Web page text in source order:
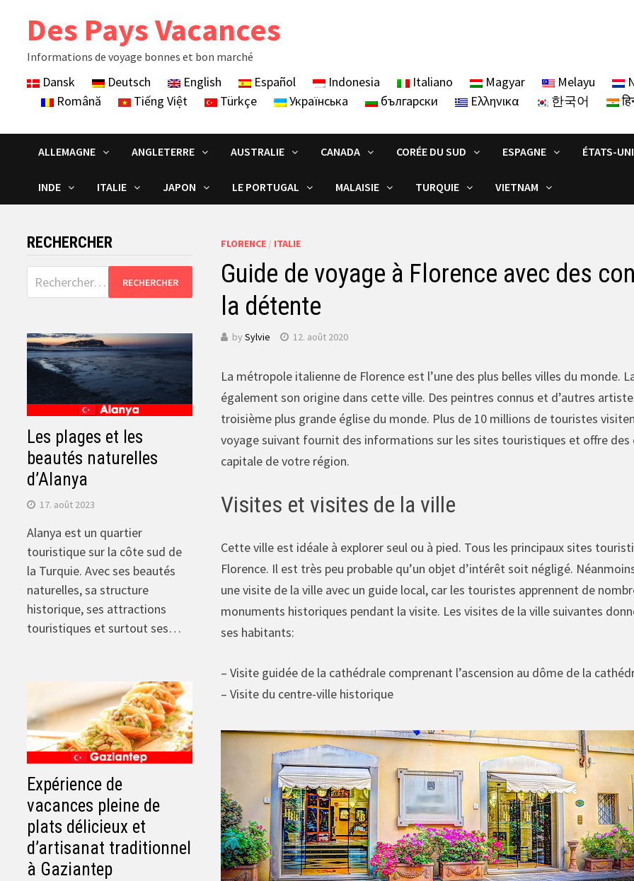
Des Pays Vacances
Informations de voyage bonnes et bon marché
Dansk Deutsch English Español Indonesia Italiano Magyar Melayu
Română
Tiếng Việt Türkçe Українська български Ελληνικα 한국어
ALLEMAGNE ANGLETERRE AUSTRALIE CANADA CORÉE DU SUD ESPAGNE ÉTATS-
INDE ITALIE JAPON LE PORTUGAL MALAISIE TURQUIE VIETNAM
FLORENCE/ ITALIE
Guide de voyage à Florence avec des
la détente
by Sylvie 12. août 2020
La métropole italienne de Florence est l’une des plus belles villes du monde.
également son origine dans cette ville. Des peintres connus et d’autres
troisième plus grande église du monde. Plus de 10 millions de touristes
voyage suivant fournit des informations sur les sites touristiques et offre des
capitale de votre région.
Visites et visites de la ville
Cette ville est idéale à explorer seul ou à pied. Tous les principaux sites
Florence. Il est très peu probable qu’un objet d’intérêt soit négligé.
une visite de la ville avec un guide local, car les touristes apprennent de
monuments historiques pendant la visite. Les visites de la ville suivantes
ses habitants:
– Visite guidée de la cathédrale comprenant l’ascension au dôme de la
– Visite du centre-ville historique
RECHERCHER
Rechercher :
Les plages et les
beautés naturelles
d’Alanya
17. août 2023
Alanya est un quartier
touristique sur la côte sud de
la Turquie. Avec ses beautés
naturelles, sa structure
historique, ses attractions
touristiques et surtout ses…
Expérience de
vacances pleine de
plats délicieux et
d’artisanat traditionnel
à Gaziantep